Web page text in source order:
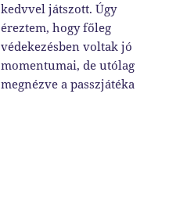
kedvvel játszott. Úgy
éreztem, hogy főleg
védekezésben voltak jó
momentumai, de utólag
megnézve a passzjátéka